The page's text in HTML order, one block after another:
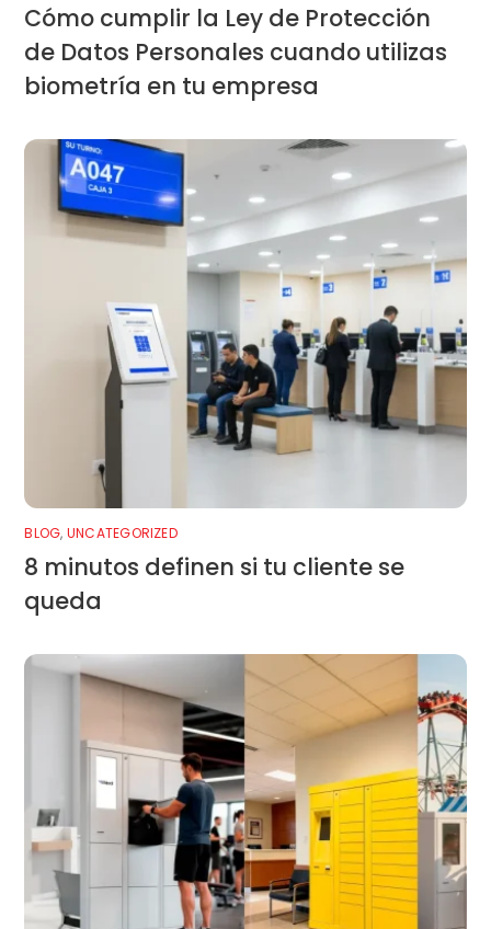
Cómo cumplir la Ley de Protección
de Datos Personales cuando utilizas
biometría en tu empresa
BLOG, UNCATEGORIZED
8 minutos definen si tu cliente se
queda